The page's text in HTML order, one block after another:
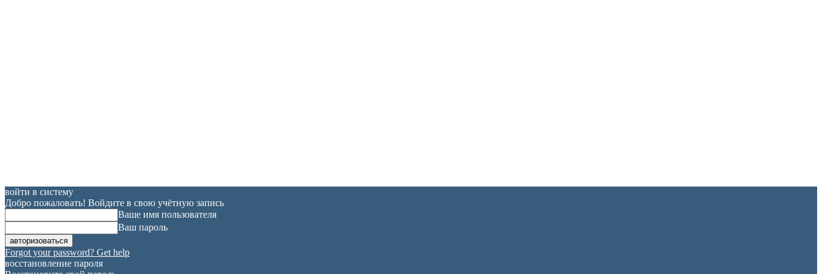
войти в систему
Добро пожаловать! Войдите в свою учётную запись
Ваше имя пользователя
Ваш пароль
Forgot your password? Get help
восстановление пароля